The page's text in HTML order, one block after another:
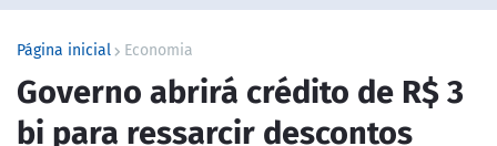
Página inicial Economia
Governo abrirá crédito de R$ 3
bi para ressarcir descontos